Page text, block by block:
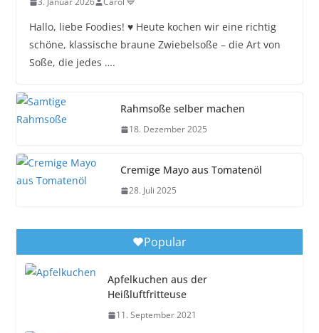
Hallo, liebe Foodies! ♥︎ Heute kochen wir eine richtig
schöne, klassische braune Zwiebelsoße – die Art von
Soße, die jedes ….
Rahmsoße selber machen
18. Dezember 2025
Cremige Mayo aus Tomatenöl
28. Juli 2025
Popular
Apfelkuchen aus der
Heißluftfritteuse
11. September 2021